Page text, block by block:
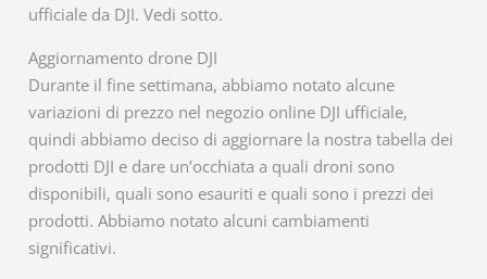
ufficiale da DJI. Vedi sotto.
Aggiornamento drone DJI
Durante il fine settimana, abbiamo notato alcune
variazioni di prezzo nel negozio online DJI ufficiale,
quindi abbiamo deciso di aggiornare la nostra tabella dei
prodotti DJI e dare un’occhiata a quali droni sono
disponibili, quali sono esauriti e quali sono i prezzi dei
prodotti. Abbiamo notato alcuni cambiamenti
significativi.